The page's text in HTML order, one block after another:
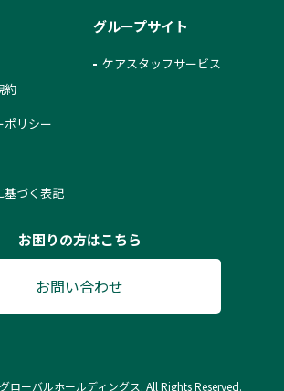
約
ポリシー
基づく表記
グループサイト
ケアスタッフサービス
お困りの方はこちら
お問い合わせ
ローバルホールディングス. All Rights Reserved.